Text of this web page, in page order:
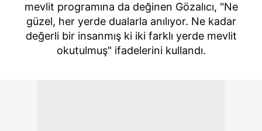
mevlit programına da değinen Gözalıcı, "Ne
güzel, her yerde dualarla anılıyor. Ne kadar
değerli bir insanmış ki iki farklı yerde mevlit
okutulmuş" ifadelerini kullandı.